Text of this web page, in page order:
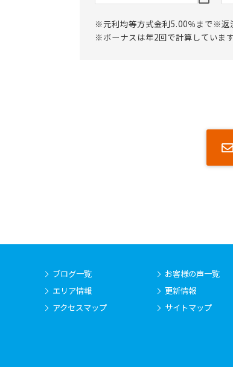
※元利均等方式金利5.00％まで※返
※ボーナスは年2回で計算していま
ブログ一覧
エリア情報
アクセスマップ
お客様の声一覧
更新情報
サイトマップ